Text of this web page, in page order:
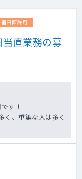
宿日直許可
当直業務の募
す！
く、重篤な人は多く